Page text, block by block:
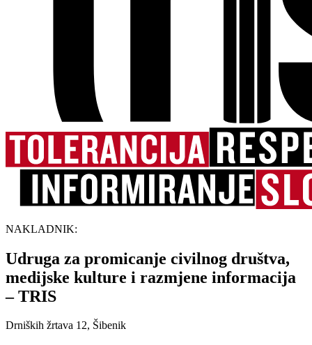
NAKLADNIK:
Udruga za promicanje civilnog društva,
medijske kulture i razmjene informacija
– TRIS
Drniških žrtava 12, Šibenik